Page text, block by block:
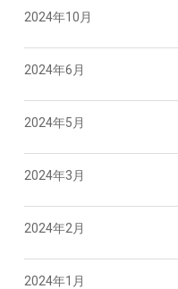
2024年10月
2024年6月
2024年5月
2024年3月
2024年2月
2024年1月